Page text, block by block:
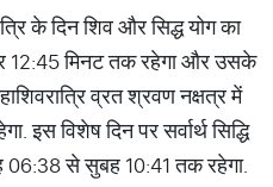
के दिन शिव और सिद्ध योग का
12:45 मिनट तक रहेगा और उसके
व्रत श्रवण नक्षत्र में
इस विशेष दिन पर सर्वार्थ सिद्धि
06:38 से सुबह 10:41 तक रहेगा.